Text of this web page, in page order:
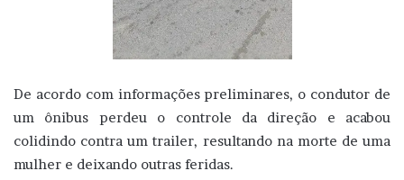
De acordo com informações preliminares, o condutor de
um ônibus perdeu o controle da direção e acabou
colidindo contra um trailer, resultando na morte de uma
mulher e deixando outras feridas.